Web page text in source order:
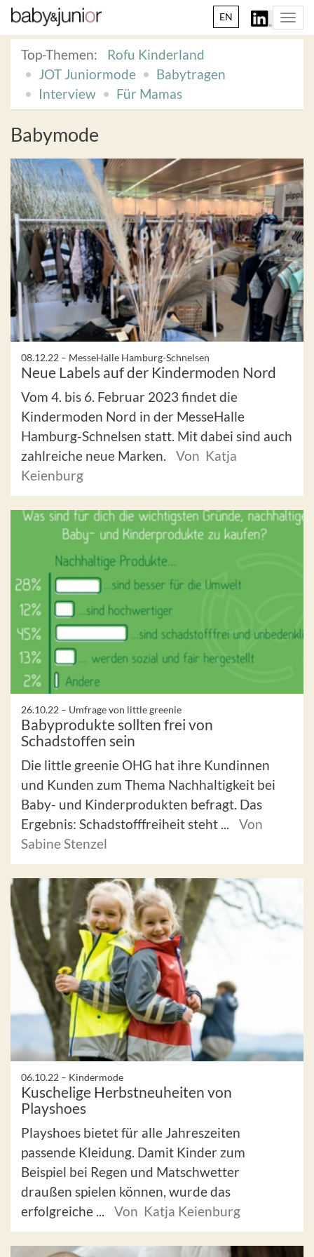
EN
Top-Themen:
Rofu Kinderland
JOT Juniormode
Babytragen
Interview
Für Mamas
Babymode
08.12.22 – MesseHalle Hamburg-Schnelsen
Neue Labels auf der Kindermoden Nord
Vom 4. bis 6. Februar 2023 findet die
Kindermoden Nord in der MesseHalle
Hamburg-Schnelsen statt. Mit dabei sind auch
zahlreiche neue Marken.
Von Katja
Keienburg
26.10.22 – Umfrage von little greenie
Babyprodukte sollten frei von
Schadstoffen sein
Die little greenie OHG hat ihre Kundinnen
und Kunden zum Thema Nachhaltigkeit bei
Baby- und Kinderprodukten befragt. Das
Ergebnis: Schadstofffreiheit steht ...
Von
Sabine Stenzel
06.10.22 – Kindermode
Kuschelige Herbstneuheiten von
Playshoes
Playshoes bietet für alle Jahreszeiten
passende Kleidung. Damit Kinder zum
Beispiel bei Regen und Matschwetter
draußen spielen können, wurde das
erfolgreiche ...
Von Katja Keienburg